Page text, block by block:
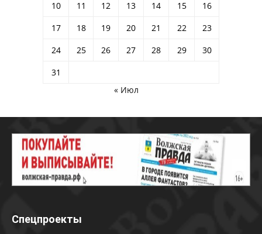
10
11 12 13 14 15
16
17
18 19 20 21 22
23
24
25 26 27 28 29
30
31
« Июл
Спецпроекты